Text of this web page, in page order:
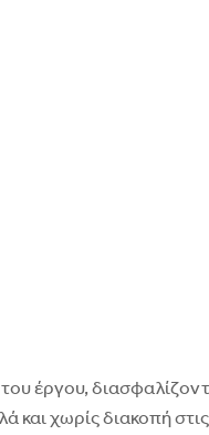
έργου,
χωρίς διακοπή στις